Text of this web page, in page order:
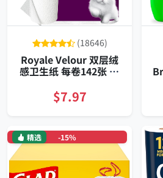
(18646)
Royale Velour 双层绒
感卫生纸 每卷142张 12
$7.97
-15%
精选